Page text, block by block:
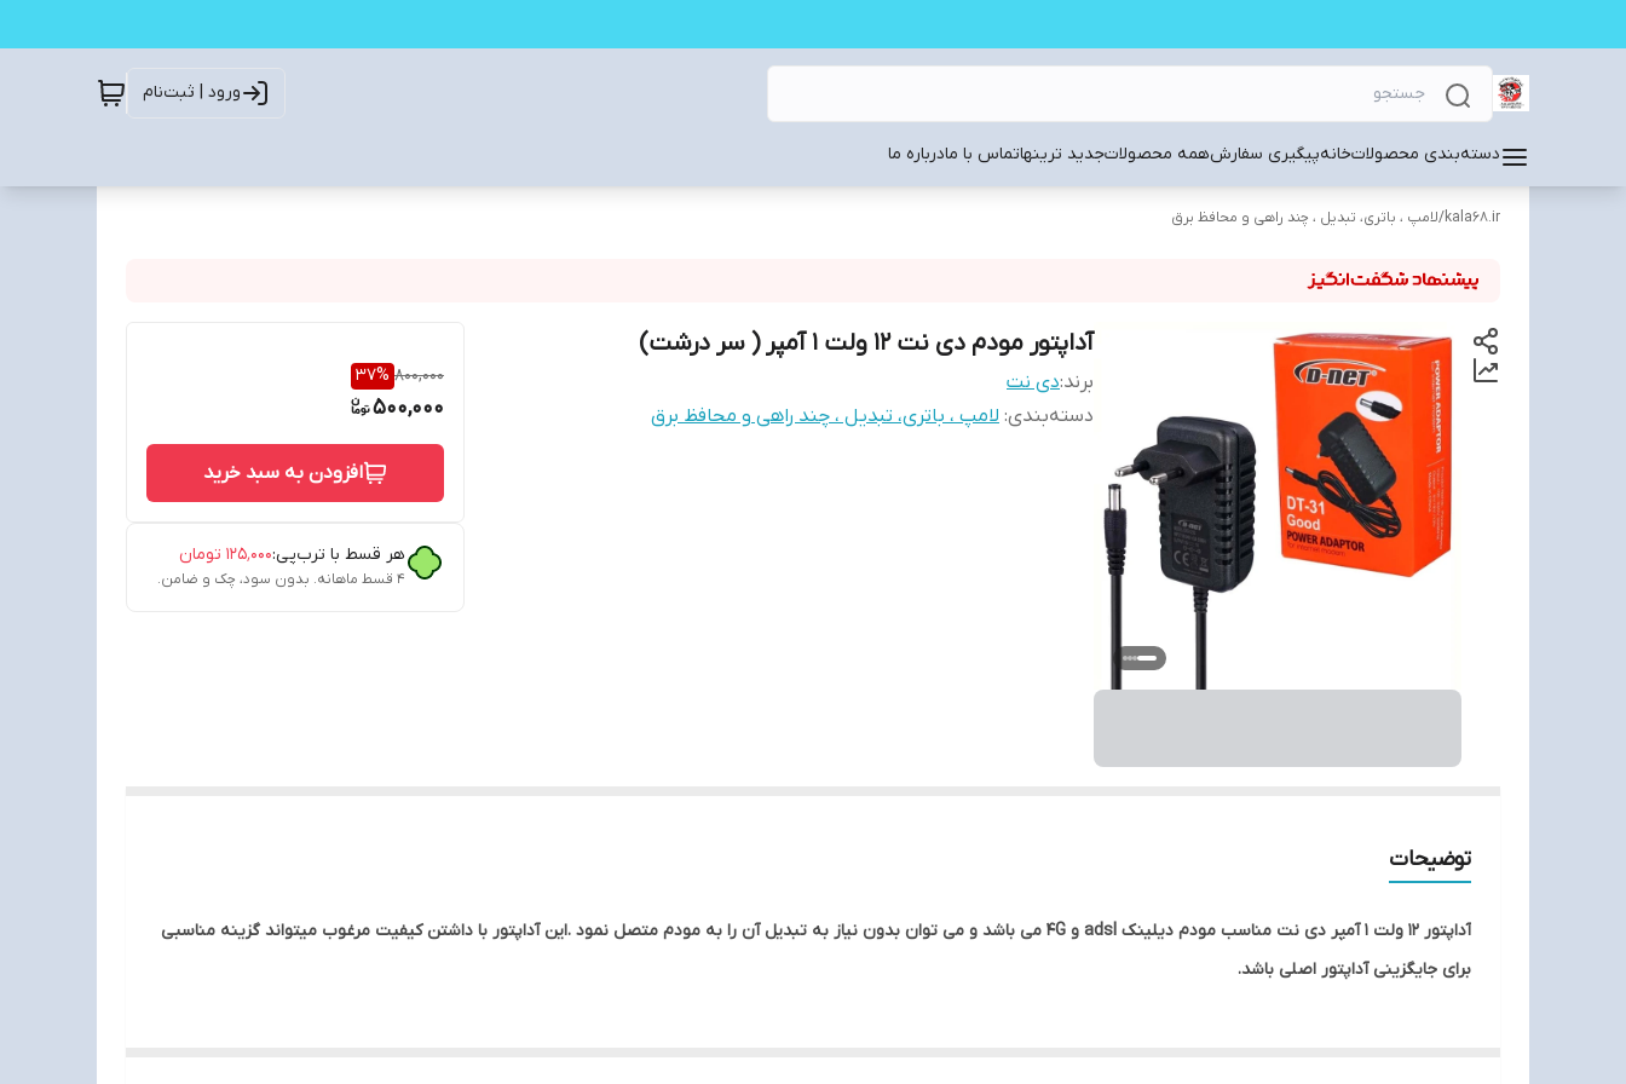
ورود | ثبت‌نام
دسته‌بندی محصولاتخانهپیگیری سفارشهمه محصولاتجدید ترینهاتماس با مادرباره ما
kala68.ir
/لامپ ، باتری، تبدیل ، چند راهی و محافظ برق
آداپتور مودم دی نت 12 ولت 1 آمپر ( سر درشت)
برند:دی نت
دسته‌بندی: لامپ ، باتری، تبدیل ، چند راهی و محافظ برق
800,000
37%
500,000
افزودن به سبد خرید
هر قسط با ترب‌پی:۱۲۵٬۰۰۰ تومان
۴ قسط ماهانه. بدون سود، چک و ضامن.
توضیحات
آداپتور 12 ولت 1 آمپر دی نت مناسب مودم دیلینک adsl و 4G می باشد و می توان بدون نیاز به تبدیل آن را به مودم متصل نمود .این آداپتور با داشتن کیفیت مرغوب میتواند گزینه مناسبی
برای جایگزینی آداپتور اصلی باشد.